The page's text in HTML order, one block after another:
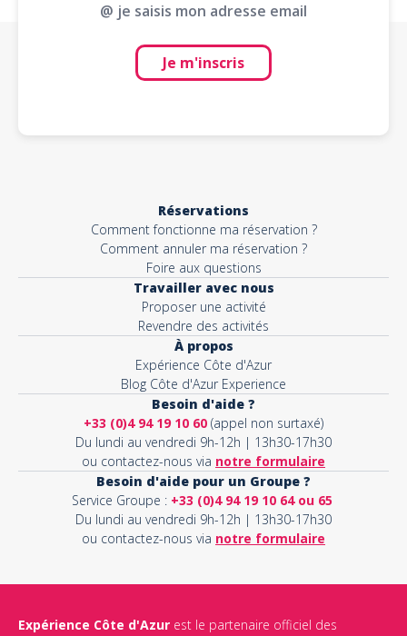
@ je saisis mon adresse email
Je m'inscris
Réservations
Comment fonctionne ma réservation ?
Comment annuler ma réservation ?
Foire aux questions
Travailler avec nous
Proposer une activité
Revendre des activités
À propos
Expérience Côte d'Azur
Blog Côte d'Azur Experience
Besoin d'aide ?
+33 (0)4 94 19 10 60 (appel non surtaxé)
Du lundi au vendredi 9h-12h | 13h30-17h30
ou contactez-nous via notre formulaire
Besoin d'aide pour un Groupe ?
Service Groupe : +33 (0)4 94 19 10 64 ou 65
Du lundi au vendredi 9h-12h | 13h30-17h30
ou contactez-nous via notre formulaire
Expérience Côte d'Azur est le partenaire officiel des